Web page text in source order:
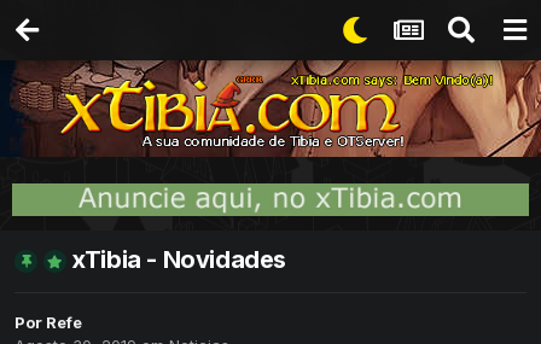
xTibia - Novidades
Por Refe